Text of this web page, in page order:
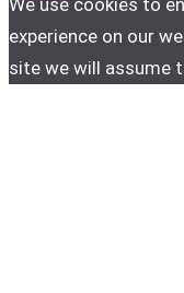
experience on our
site we will assume